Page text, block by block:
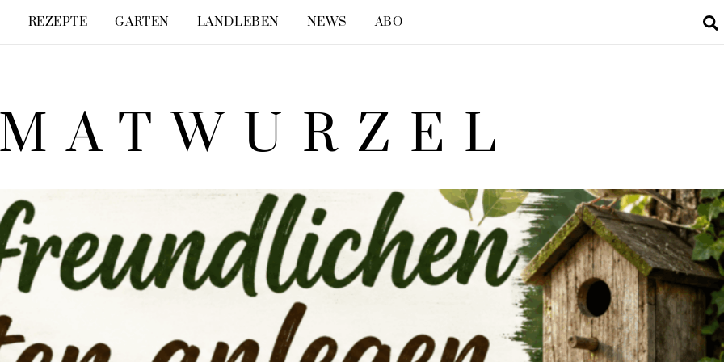
REZEPTE GARTEN LANDLEBEN NEWS ABO